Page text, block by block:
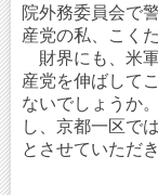
院外務委員会で
産党の私、こく
財界にも、米
産党を伸ばして
ないでしょうか
し、京都一区で
とさせていただき